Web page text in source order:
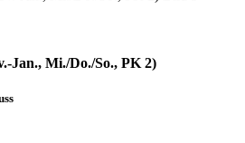
Jan., Mi./Do./So., PK 2)